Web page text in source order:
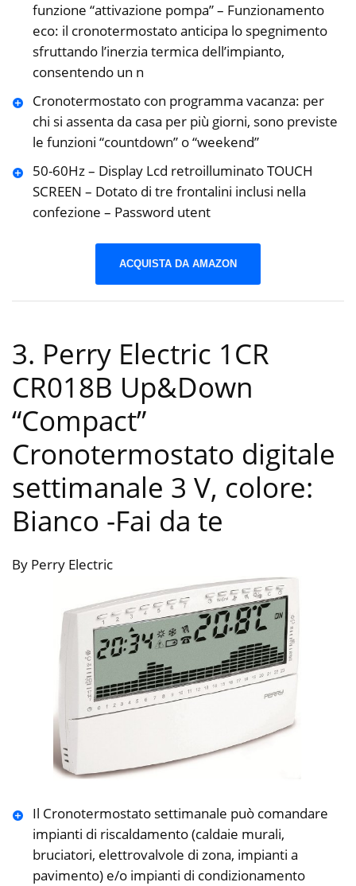
funzione “attivazione pompa” – Funzionamento
eco: il cronotermostato anticipa lo spegnimento
sfruttando l’inerzia termica dell’impianto,
consentendo un n
Cronotermostato con programma vacanza: per
chi si assenta da casa per più giorni, sono previste
le funzioni “countdown” o “weekend”
50-60Hz – Display Lcd retroilluminato TOUCH
SCREEN – Dotato di tre frontalini inclusi nella
confezione – Password utent
ACQUISTA DA AMAZON
3. Perry Electric 1CR
CR018B Up&Down
“Compact”
Cronotermostato digitale
settimanale 3 V, colore:
Bianco -Fai da te
By Perry Electric
Il Cronotermostato settimanale può comandare
impianti di riscaldamento (caldaie murali,
bruciatori, elettrovalvole di zona, impianti a
pavimento) e/o impianti di condizionamento